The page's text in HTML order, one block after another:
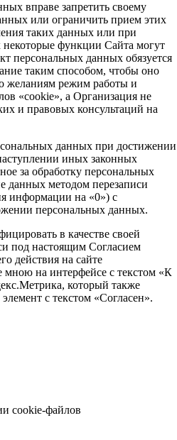
вправе запретить своему
или ограничить прием этих
таких данных или при
функции Сайта могут
персональных данных обязуется
таким способом, чтобы оно
желаниям режим работы и
«cookie», а Организация не
и правовых консультаций на
данных при достижении
иных законных
за обработку персональных
данных методом перезаписи
информации на «0») с
персональных данных.
в качестве своей
под настоящим Согласием
действия на сайте
мною на интерфейсе с текстом «К
который также
с текстом «Согласен».
cookie-файлов